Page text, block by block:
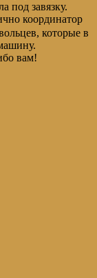
под завязку.
координатор
которые в
вам!